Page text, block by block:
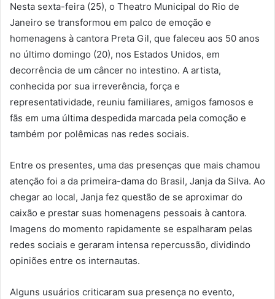
Nesta sexta-feira (25), o Theatro Municipal do Rio de
Janeiro se transformou em palco de emoção e
homenagens à cantora Preta Gil, que faleceu aos 50 anos
no último domingo (20), nos Estados Unidos, em
decorrência de um câncer no intestino. A artista,
conhecida por sua irreverência, força e
representatividade, reuniu familiares, amigos famosos e
fãs em uma última despedida marcada pela comoção e
também por polêmicas nas redes sociais.
Entre os presentes, uma das presenças que mais chamou
atenção foi a da primeira-dama do Brasil, Janja da Silva. Ao
chegar ao local, Janja fez questão de se aproximar do
caixão e prestar suas homenagens pessoais à cantora.
Imagens do momento rapidamente se espalharam pelas
redes sociais e geraram intensa repercussão, dividindo
opiniões entre os internautas.
Alguns usuários criticaram sua presença no evento,